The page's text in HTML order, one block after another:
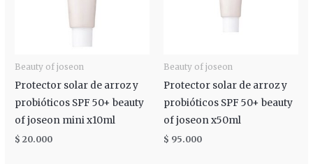
Beauty of joseon
Protector solar de arroz y
probióticos SPF 50+ beauty
of joseon mini x10ml
$ 20.000
Beauty of joseon
Protector solar de arroz y
probióticos SPF 50+ beauty
of joseon x50ml
$ 95.000